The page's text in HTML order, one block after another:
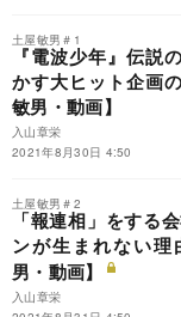
土屋敏男＃1
『電波少年』伝説
かす大ヒット企画
敏男・動画】
入山章栄
2021年8月30日 4:50
土屋敏男＃2
「報連相」をする
ンが生まれない
男・動画】
入山章栄